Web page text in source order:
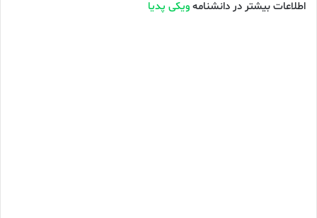
اطلاعات بیشتر در دانشنامهویکی پدیا